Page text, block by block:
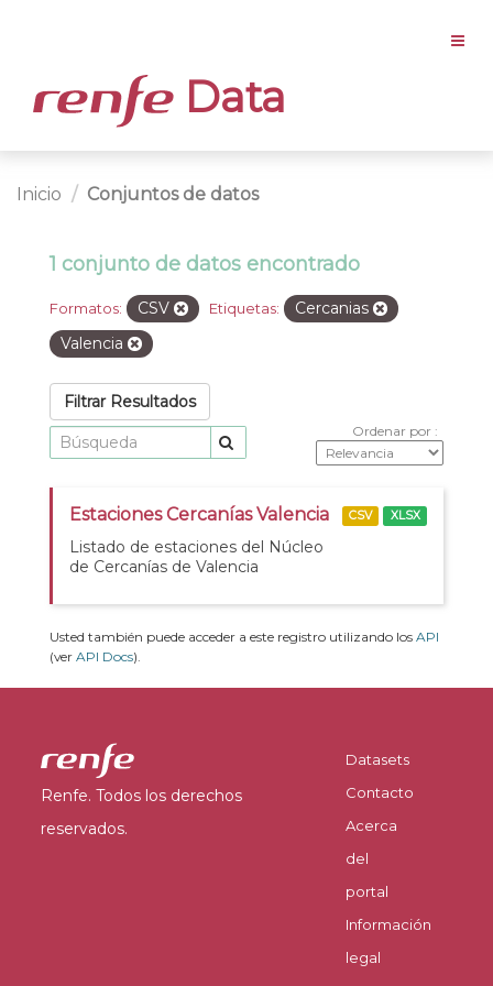
Data
Inicio Conjuntos de datos
1 conjunto de datos encontrado
Formatos: CSV Etiquetas:
Cercanias
Valencia
Filtrar Resultados
Ordenar por
Estaciones Cercanías Valencia
Listado de estaciones del Núcleo
de Cercanías de Valencia
CSV XLSX
Usted también puede acceder a este registro utilizando los API
(ver API Docs).
Renfe. Todos los derechos
reservados.
Datasets
Contacto
Acerca
del
portal
Información
legal